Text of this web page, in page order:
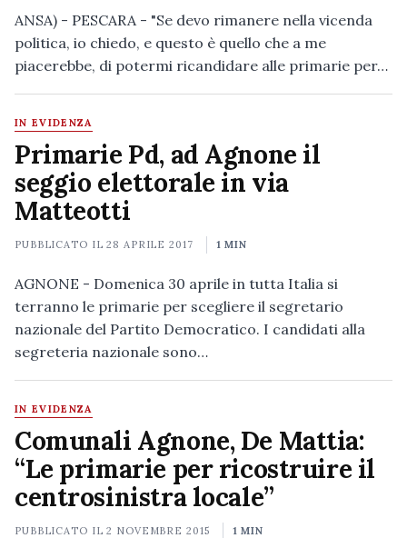
ANSA) - PESCARA - "Se devo rimanere nella vicenda
politica, io chiedo, e questo è quello che a me
piacerebbe, di potermi ricandidare alle primarie per…
IN EVIDENZA
Primarie Pd, ad Agnone il
seggio elettorale in via
Matteotti
PUBBLICATO IL28 APRILE 2017 1 MIN
AGNONE - Domenica 30 aprile in tutta Italia si
terranno le primarie per scegliere il segretario
nazionale del Partito Democratico. I candidati alla
segreteria nazionale sono…
IN EVIDENZA
Comunali Agnone, De Mattia:
“Le primarie per ricostruire il
centrosinistra locale”
PUBBLICATO IL2 NOVEMBRE 2015 1 MIN